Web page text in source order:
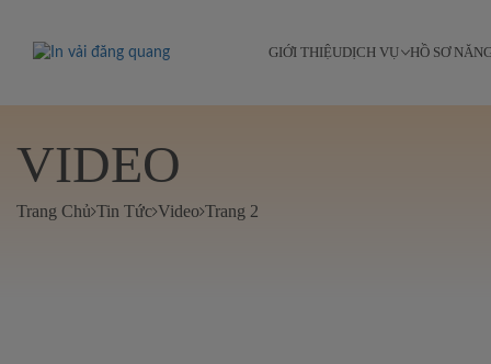
GIỚI THIỆUDỊCH VỤ HỒ SƠ
VIDEO
Trang Chủ Tin Tức Video Trang 2